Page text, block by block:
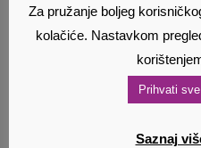
Za pružanje boljeg
kolačiće. Nastavkom
Prihvati sve
Saznaj